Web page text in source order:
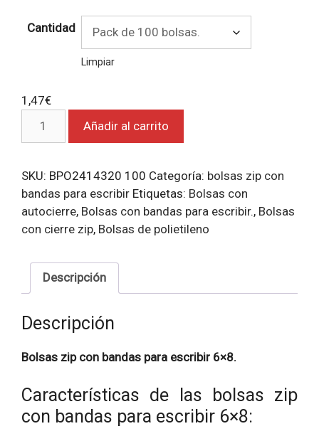
Cantidad
Limpiar
1,47€
bandas
para
escribir
6x8.
Añadir al carrito
SKU: BPO2414320 100 Categoría: bolsas zip con
bandas para escribir Etiquetas: Bolsas con
autocierre, Bolsas con bandas para escribir., Bolsas
con cierre zip, Bolsas de polietileno
Descripción
Descripción
Bolsas zip con bandas para escribir 6×8.
Características de las bolsas zip
con bandas para escribir 6×8: